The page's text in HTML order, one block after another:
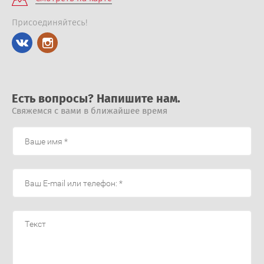
Присоединяйтесь!
Есть вопросы? Напишите нам.
Свяжемся с вами в ближайшее время